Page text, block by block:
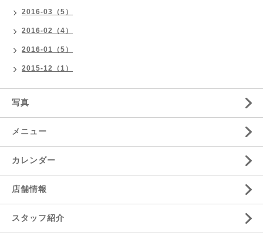
2016-03（5）
2016-02（4）
2016-01（5）
2015-12（1）
写真
メニュー
カレンダー
店舗情報
スタッフ紹介